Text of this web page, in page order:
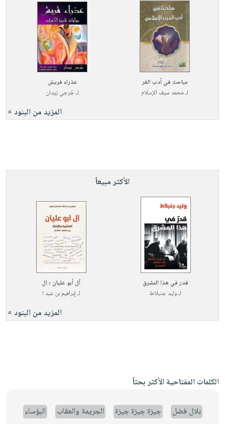
مباحث في أدب الغر
لـمحمد سيف الإسلام
عذراء قريش
لـجُرجي زيدان
المزيد من البنود »
الأكثر مبيعاً
قدر في هذا المشرق
لـوليد جنبلاط
آل أبو عليان ؛ ال
لـإبراهيم بن عبد ا
المزيد من البنود »
الكلمات المفتاحية الأكثر بحثاً
بلال فضل جيزة جيزة جيزة الجريمة والعقاب البؤساء